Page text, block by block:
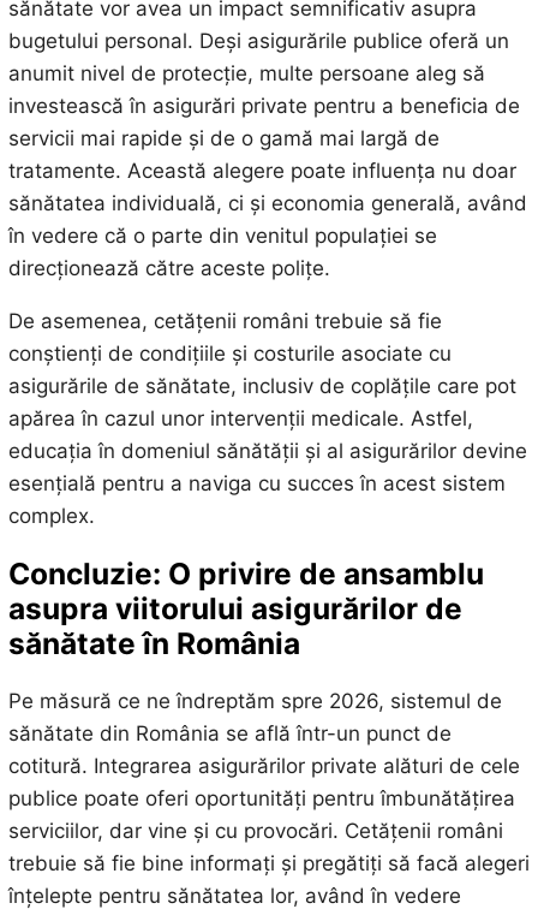
sănătate vor avea un impact semnificativ asupra
bugetului personal. Deși asigurările publice oferă un
anumit nivel de protecție, multe persoane aleg să
investească în asigurări private pentru a beneficia de
servicii mai rapide și de o gamă mai largă de
tratamente. Această alegere poate influența nu doar
sănătatea individuală, ci și economia generală, având
în vedere că o parte din venitul populației se
direcționează către aceste polițe.
De asemenea, cetățenii români trebuie să fie
conștienți de condițiile și costurile asociate cu
asigurările de sănătate, inclusiv de coplățile care pot
apărea în cazul unor intervenții medicale. Astfel,
educația în domeniul sănătății și al asigurărilor devine
esențială pentru a naviga cu succes în acest sistem
complex.
Concluzie: O privire de ansamblu
asupra viitorului asigurărilor de
sănătate în România
Pe măsură ce ne îndreptăm spre 2026, sistemul de
sănătate din România se află într-un punct de
cotitură. Integrarea asigurărilor private alături de cele
publice poate oferi oportunități pentru îmbunătățirea
serviciilor, dar vine și cu provocări. Cetățenii români
trebuie să fie bine informați și pregătiți să facă alegeri
înțelepte pentru sănătatea lor, având în vedere